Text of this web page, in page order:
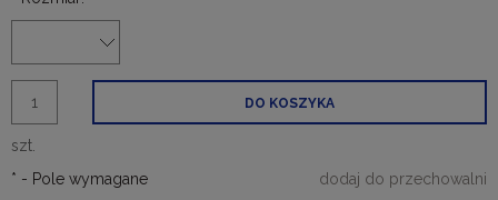
szt.
DO KOSZYKA
dodaj do przechowalni
* - Pole wymagane